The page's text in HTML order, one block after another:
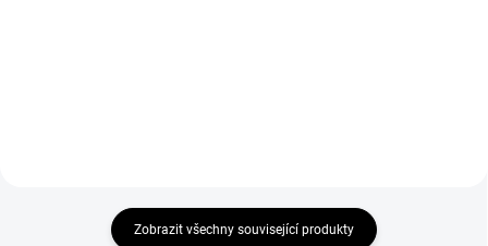
Zobrazit všechny související produkty